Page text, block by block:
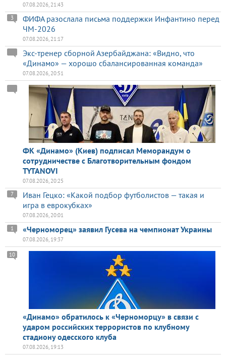
07.08.2026, 21:43
ФИФА разослала письма поддержки Инфантино перед
ЧМ-2026
3
07.08.2026, 21:17
Экс-тренер сборной Азербайджана: «Видно, что
«Динамо» — хорошо сбалансированная команда»
07.08.2026, 20:51
ФК «Динамо» (Киев) подписал Меморандум о
сотрудничестве с Благотворительным фондом
TYTANOVI
07.08.2026, 20:25
Иван Гецко: «Какой подбор футболистов — такая и
игра в еврокубках»
7
07.08.2026, 20:01
«Черноморец» заявил Гусева на чемпионат Украины
1
07.08.2026, 19:37
«Динамо» обратилось к «Черноморцу» в связи с
ударом российских террористов по клубному
стадиону одесского клуба
10
07.08.2026, 19:13